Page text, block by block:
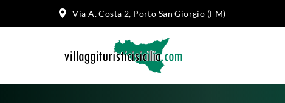
Via A. Costa 2, Porto San Giorgio (FM)